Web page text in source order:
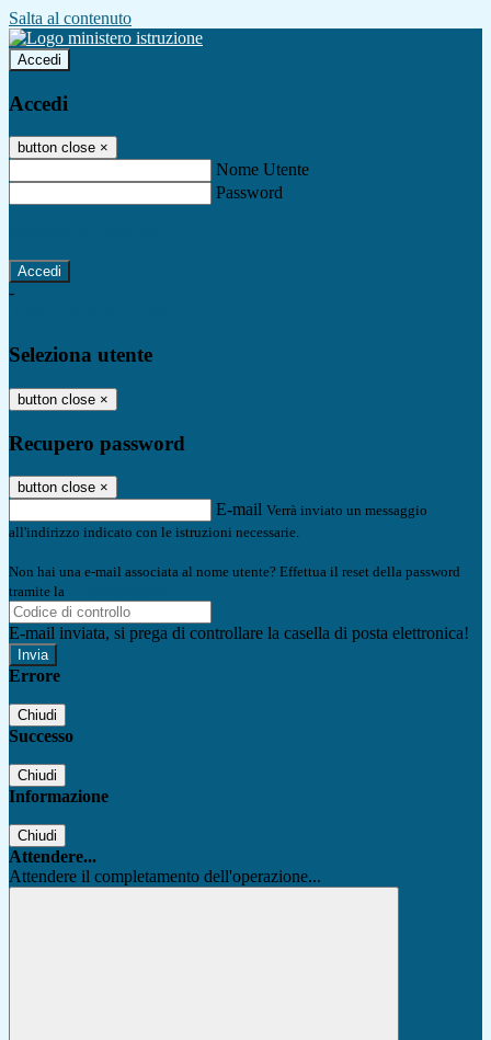
Salta al contenuto
Accedi
Accedi
button close ×
Nome Utente
Password
-
Seleziona utente
button close ×
Recupero password
button close ×
E-mail Verrà inviato un messaggio
all'indirizzo indicato con le istruzioni necessarie.
Non hai una e-mail associata al nome utente? Effettua il reset della password
tramite la
E-mail inviata, si prega di controllare la casella di posta elettronica!
Errore
Chiudi
Successo
Chiudi
Informazione
Chiudi
Attendere...
Attendere il completamento dell'operazione...